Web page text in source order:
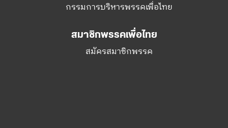
กรรมการบริหารพรรคเพื่อไทย
สมาชิกพรรคเพื่อไทย
สมัครสมาชิกพรรค